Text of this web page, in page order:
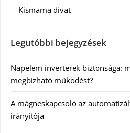
Kismama divat
Legutóbbi bejegyzések
Napelem inverterek biztonsága:
megbízható működést?
A mágneskapcsoló az
irányítója